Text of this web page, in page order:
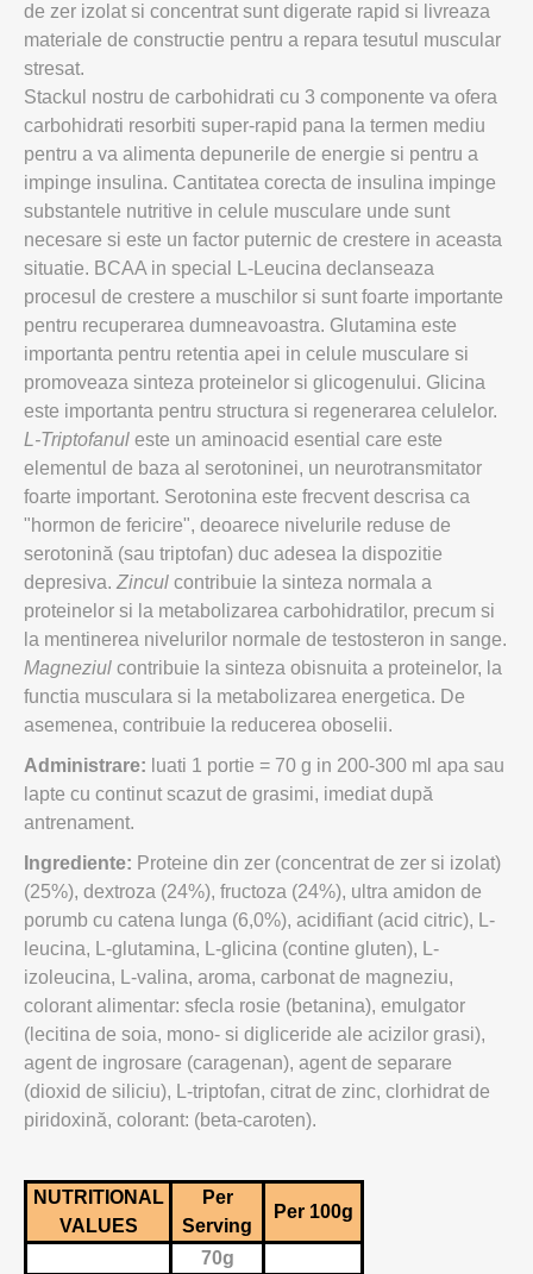
de zer izolat si concentrat sunt digerate rapid si livreaza
materiale de constructie pentru a repara tesutul muscular
stresat.
Stackul nostru de carbohidrati cu 3 componente va ofera
carbohidrati resorbiti super-rapid pana la termen mediu
pentru a va alimenta depunerile de energie si pentru a
impinge insulina. Cantitatea corecta de insulina impinge
substantele nutritive in celule musculare unde sunt
necesare si este un factor puternic de crestere in aceasta
situatie. BCAA in special L-Leucina declanseaza
procesul de crestere a muschilor si sunt foarte importante
pentru recuperarea dumneavoastra. Glutamina este
importanta pentru retentia apei in celule musculare si
promoveaza sinteza proteinelor si glicogenului. Glicina
este importanta pentru structura si regenerarea celulelor.
L-Triptofanul este un aminoacid esential care este
elementul de baza al serotoninei, un neurotransmitator
foarte important. Serotonina este frecvent descrisa ca
"hormon de fericire", deoarece nivelurile reduse de
serotonină (sau triptofan) duc adesea la dispozitie
depresiva. Zincul contribuie la sinteza normala a
proteinelor si la metabolizarea carbohidratilor, precum si
la mentinerea nivelurilor normale de testosteron in sange.
Magneziul contribuie la sinteza obisnuita a proteinelor, la
functia musculara si la metabolizarea energetica. De
asemenea, contribuie la reducerea oboselii.
Administrare: luati 1 portie = 70 g in 200-300 ml apa sau
lapte cu continut scazut de grasimi, imediat după
antrenament.
Ingrediente: Proteine din zer (concentrat de zer si izolat)
(25%), dextroza (24%), fructoza (24%), ultra amidon de
porumb cu catena lunga (6,0%), acidifiant (acid citric), L-
leucina, L-glutamina, L-glicina (contine gluten), L-
izoleucina, L-valina, aroma, carbonat de magneziu,
colorant alimentar: sfecla rosie (betanina), emulgator
(lecitina de soia, mono- si digliceride ale acizilor grasi),
agent de ingrosare (caragenan), agent de separare
(dioxid de siliciu), L-triptofan, citrat de zinc, clorhidrat de
piridoxină, colorant: (beta-caroten).
NUTRITIONAL
VALUES
Per
Serving
Per 100g
70g